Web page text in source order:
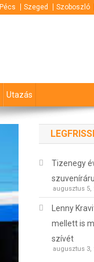
Pécs Szeged Szoboszló
Utazás
Tizenegy
augusztus 5,
Lenny
mellett is
szívét
augusztus 3,